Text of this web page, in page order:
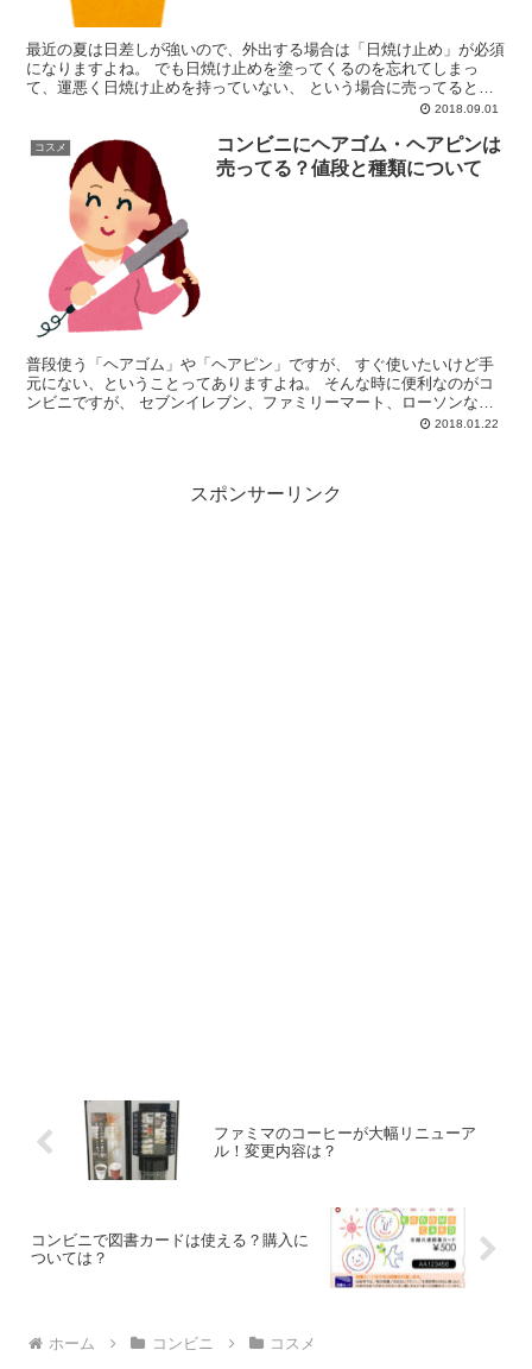
最近の夏は日差しが強いので、外出する場合は「日焼け止め」が必須
になりますよね。 でも日焼け止めを塗ってくるのを忘れてしまっ
て、運悪く日焼け止めを持っていない、 という場合に売ってると便
利なのがコンビニです。 そこで、コンビニに日焼け止めが売...2018.09.01
コスメ
コンビニにヘアゴム・ヘアピンは
売ってる？値段と種類について
普段使う「ヘアゴム」や「ヘアピン」ですが、 すぐ使いたいけど手
元にない、ということってありますよね。 そんな時に便利なのがコ
ンビニですが、 セブンイレブン、ファミリーマート、ローソンなど
では、 ヘアピンやヘアゴムは売ってるのでしょうか？ 売...2018.01.22
スポンサーリンク
ファミマのコーヒーが大幅リニューア
ル！変更内容は？
コンビニで図書カードは使える？購入に
ついては？
ホーム コンビニ コスメ